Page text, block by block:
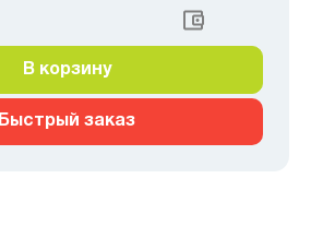
В корзину
Быстрый заказ